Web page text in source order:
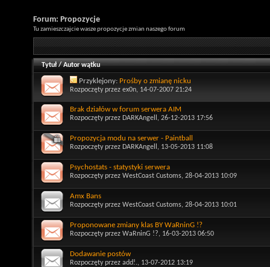
Forum: Propozycje
Tu zamieszczajcie wasze propozycje zmian naszego forum
Tytuł/Autor wątku
Przyklejony: Prośby o zmianę nicku
Rozpoczęty przez ex0n, 14-07-2007 21:24
Brak działów w forum serwera AIM
Rozpoczęty przez DARKAngell , 26-12-2013 17:56
Propozycja modu na serwer - Paintball
Rozpoczęty przez DARKAngell , 13-05-2013 11:08
Psychostats - statystyki serwera
Rozpoczęty przez WestCoast Customs, 28-04-2013 10:09
Amx Bans
Rozpoczęty przez WestCoast Customs, 28-04-2013 10:01
Proponowane zmiany klas BY WaRninG !?
Rozpoczęty przez WaRninG !?, 16-03-2013 06:50
Dodawanie postów
Rozpoczęty przez add!., 13-07-2012 13:19